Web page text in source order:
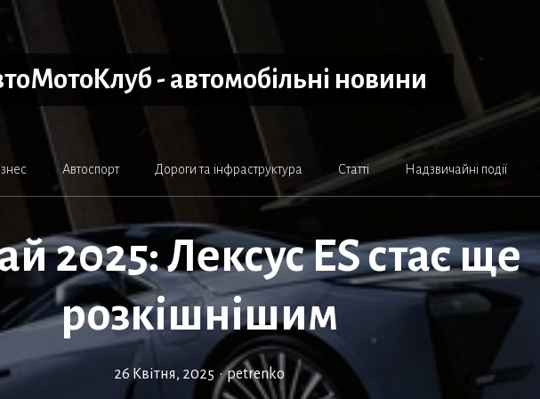
- автомобільні новини
Автоспорт Дороги та інфраструктура Статті Надзвичайні події
2025: Лексус ES стає ще
розкішнішим
26 Квітня, 2025 • petrenko